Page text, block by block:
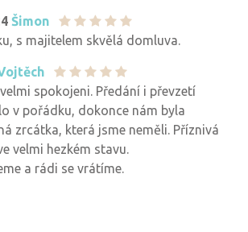
Šimon
s majitelem skvělá domluva.
spokojeni. Předání i převzetí
v pořádku, dokonce nám byla
zrcátka, která jsme neměli. Příznivá
velmi hezkém stavu.
a rádi se vrátíme.